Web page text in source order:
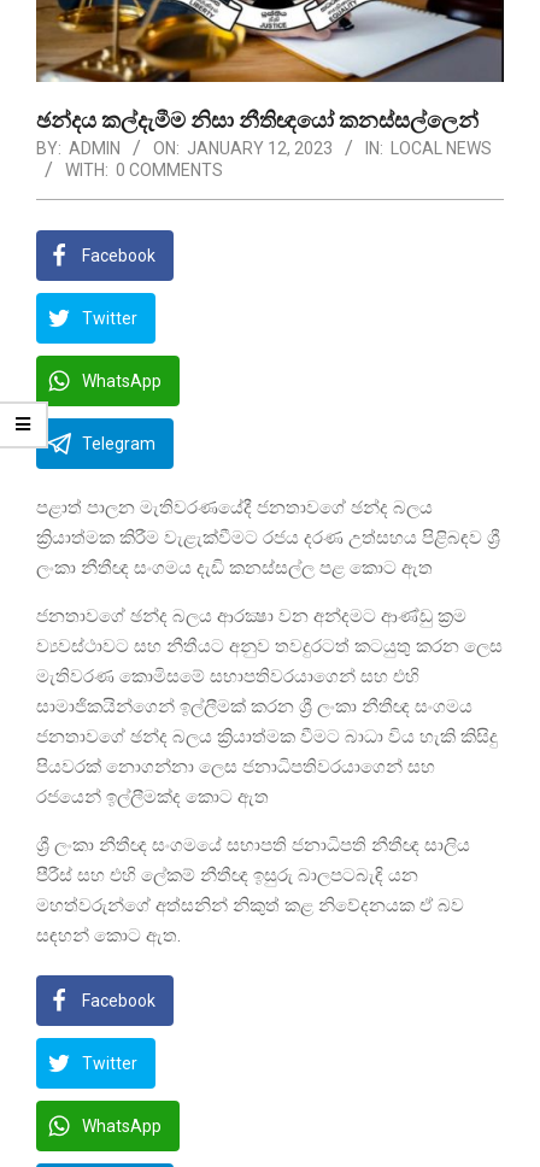
ඡන්දය කල්දැමීම නිසා නීතිඥයෝ කනස්සල්ලෙන්
BY: ADMIN ON: JANUARY 12, 2023 IN:
LOCAL NEWS
WITH: 0 COMMENTS
Facebook
Twitter
WhatsApp
Telegram
පළාත් පාලන මැතිවරණයේදී ජනතාවගේ ඡන්ද බලය
ක්‍රියාත්මක කිරීම වැළැක්වීමට රජය දරණ උත්සහය පිළිබඳව ශ්‍රී
ලංකා නීතීඥ සංගමය දැඩි කනස්සල්ල පළ කොට ඇත
ජනතාවගේ ඡන්ද බලය ආරක්‍ෂා වන අන්දමට ආණ්ඩු ක්‍රම
ව්‍යවස්ථාවට සහ නීතීයට අනුව තවදුරටත් කටයුතු කරන ලෙස
මැතිවරණ කොමිසමේ සභාපතිවරයාගෙන් සහ එහි
සාමාජිකයින්ගෙන් ඉල්ලීමක් කරන ශ්‍රී ලංකා නීතීඥ සංගමය
ජනතාවගේ ඡන්ද බලය ක්‍රියාත්මක වීමට බාධා විය හැකි කිසිදු
පියවරක් නොගන්නා ලෙස ජනාධිපතිවරයාගෙන් සහ
රජයෙන් ඉල්ලීමක්ද කොට ඇත
ශ්‍රී ලංකා නීතීඥ සංගමයේ සභාපති ජනාධිපති නීතීඥ සාලිය
පීරීස් සහ එහි ලේකම් නීතීඥ ඉසුරු බාලපටබැඳි යන
මහත්වරුන්ගේ අත්සනින් නිකුත් කළ නිවේදනයක ඒ බව
සඳහන් කොට ඇත.
Facebook
Twitter
WhatsApp